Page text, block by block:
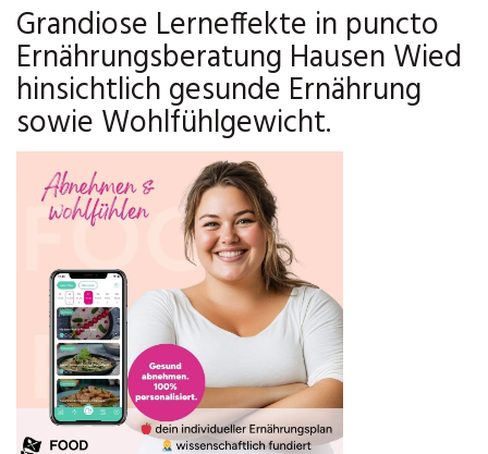
Grandiose Lerneffekte in puncto
Ernährungsberatung Hausen Wied
hinsichtlich gesunde Ernährung
sowie Wohlfühlgewicht.